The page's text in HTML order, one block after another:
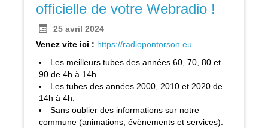
officielle de votre Webradio !
25 avril 2024
Venez vite ici : https://radiopontorson.eu
Les meilleurs tubes des années 60, 70, 80 et
90 de 4h à 14h.
Les tubes des années 2000, 2010 et 2020 de
14h à 4h.
Sans oublier des informations sur notre
commune (animations, évènements et services).